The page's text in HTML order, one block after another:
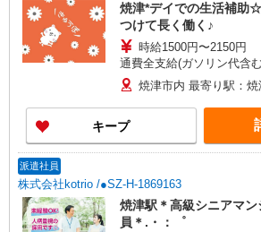
焼津*デイでの生活補助
つけて長く働く♪
時給1500円〜2150円
通費全支給(ガソリン代含
焼津市内 最寄り駅：焼
キープ
派遣社員
株式会社kotrio /●SZ-H-1869163
焼津駅＊高級シニアマ
員＊.・：゜